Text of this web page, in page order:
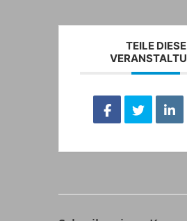
TEILE DIESE